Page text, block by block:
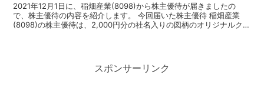
2021年12月1日に、稲畑産業(8098)から株主優待が届きましたの
で、株主優待の内容を紹介します。 今回届いた株主優待 稲畑産業
(8098)の株主優待は、2,000円分の社名入りの図柄のオリジナルクオ
スポンサーリンク